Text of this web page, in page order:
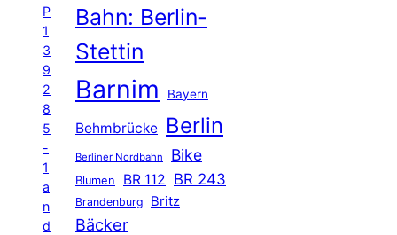
P
1
3
9
2
8
5
-
1
a
n
d
Bahn: Berlin-
Stettin
Barnim Bayern
Behmbrücke Berlin
Berliner Nordbahn Bike
Blumen BR 112 BR 243
Brandenburg Britz
Bäcker